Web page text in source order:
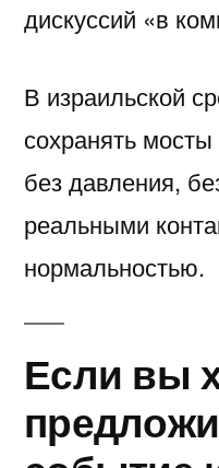
дискуссий «в
В израильской
сохранять
без давления,
реальными
нормальностью.
Если вы